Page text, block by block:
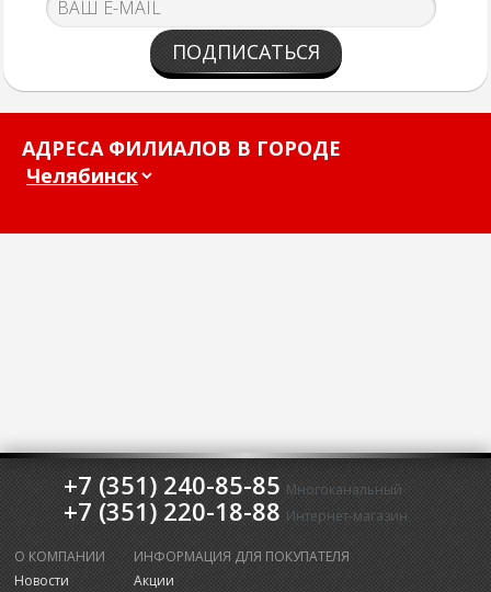
ПОДПИСАТЬСЯ
АДРЕСА ФИЛИАЛОВ В ГОРОДЕ
+7 (351) 240-85-85 Многоканальный
+7 (351) 220-18-88 Интернет-магазин
О КОМПАНИИ
Новости
ИНФОРМАЦИЯ ДЛЯ ПОКУПАТЕЛЯ
Акции